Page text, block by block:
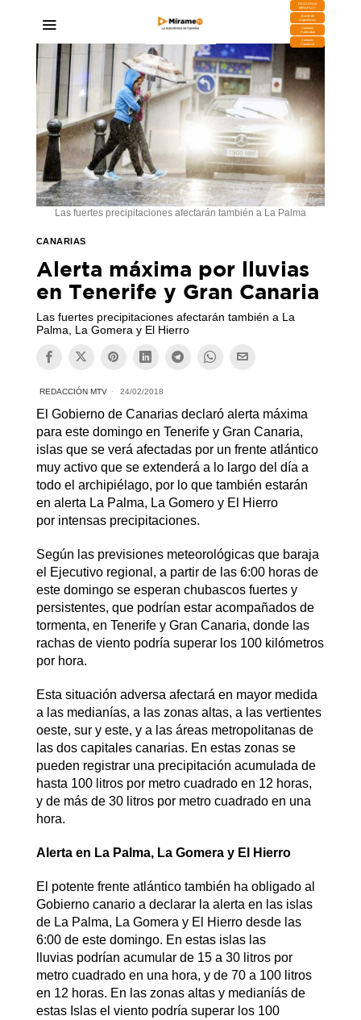
DESCARGA
MIRAPLAY
Buzón de
Sugerencias
Contratar
Publicidad
Contacto
Comercial
Las fuertes precipitaciones afectarán también a La Palma
CANARIAS
Alerta máxima por lluvias
en Tenerife y Gran Canaria
Las fuertes precipitaciones afectarán también a La
Palma, La Gomera y El Hierro
REDACCIÓN MTV 24/02/2018
El Gobierno de Canarias declaró alerta máxima
para este domingo en Tenerife y Gran Canaria,
islas que se verá afectadas por un frente atlántico
muy activo que se extenderá a lo largo del día a
todo el archipiélago, por lo que también estarán
en alerta La Palma, La Gomero y El Hierro
por intensas precipitaciones.
Según las previsiones meteorológicas que baraja
el Ejecutivo regional, a partir de las 6:00 horas de
este domingo se esperan chubascos fuertes y
persistentes, que podrían estar acompañados de
tormenta, en Tenerife y Gran Canaria, donde las
rachas de viento podría superar los 100 kilómetros
por hora.
Esta situación adversa afectará en mayor medida
a las medianías, a las zonas altas, a las vertientes
oeste, sur y este, y a las áreas metropolitanas de
las dos capitales canarias. En estas zonas se
pueden registrar una precipitación acumulada de
hasta 100 litros por metro cuadrado en 12 horas,
y de más de 30 litros por metro cuadrado en una
hora.
Alerta en La Palma, La Gomera y El Hierro
El potente frente atlántico también ha obligado al
Gobierno canario a declarar la alerta en las islas
de La Palma, La Gomera y El Hierro desde las
6:00 de este domingo. En estas islas las
lluvias podrían acumular de 15 a 30 litros por
metro cuadrado en una hora, y de 70 a 100 litros
en 12 horas. En las zonas altas y medianíás de
estas Islas el viento podría superar los 100